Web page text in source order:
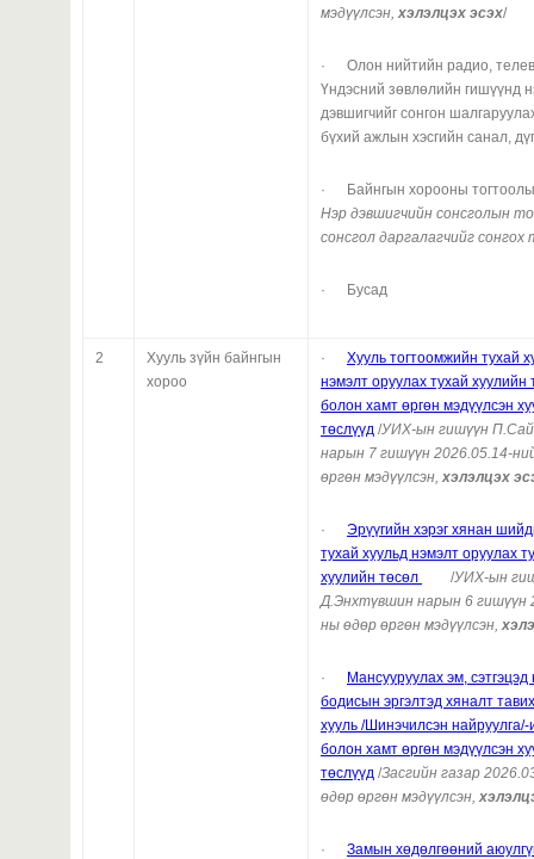
мэдүүлсэн, хэлэлцэх эсэх/
· Олон нийтийн радио,
Үндэсний зөвлөлийн гишүүнд
дэвшигчийг сонгон
бүхий ажлын хэсгийн санал,
· Байнгын хорооны
Нэр дэвшигчийн сонсголын
сонсгол даргалагчийг сонгох
· Бусад
2
Хууль зүйн байнгын
хороо
· Хууль тогтоомжийн тухай
нэмэлт оруулах тухай хуулийн
болон хамт өргөн мэдүүлсэн
төслүүд /УИХ-ын гишүүн
нарын 7 гишүүн 2026.05.14-
өргөн мэдүүлсэн, хэлэлцэх
· Эрүүгийн хэрэг хянан
тухай хуульд нэмэлт оруулах
хуулийн төсөл
/УИХ-ын
Д.Энхтүвшин нарын 6 гишүүн
ны өдөр өргөн мэдүүлсэн,
· Мансууруулах эм, сэтгэцэд
бодисын эргэлтэд хяналт
хууль /Шинэчилсэн
болон хамт өргөн мэдүүлсэн
төслүүд /Засгийн газар
өдөр өргөн мэдүүлсэн,
· Замын хөдөлгөөний